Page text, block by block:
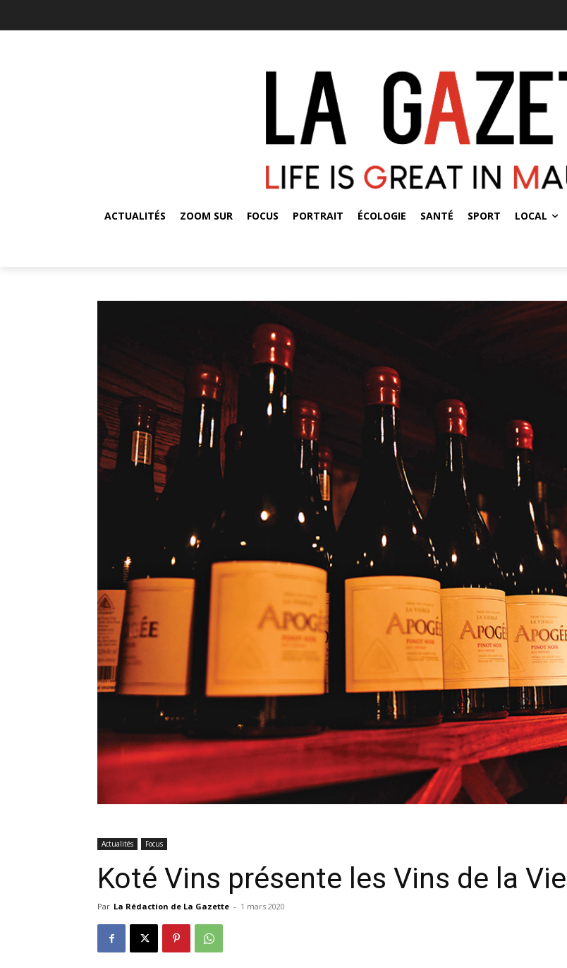
ACTUALITÉS ZOOM SUR FOCUS PORTRAIT ÉCOLOGIE SANTÉ SPORT LOCAL
Actualités Focus
Koté Vins présente les Vins de la
Par La Rédaction de La Gazette - 1 mars 2020